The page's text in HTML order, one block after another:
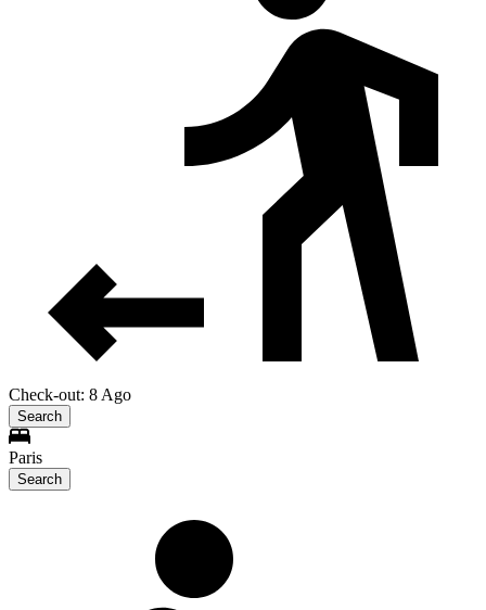
Check-out: 8 Ago
Search
Paris
Search